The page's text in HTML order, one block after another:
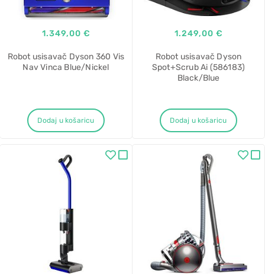
1.349,00 €
Robot usisavač Dyson 360 Vis
Nav Vinca Blue/Nickel
Dodaj u košaricu
1.249,00 €
Robot usisavač Dyson
Spot+Scrub Ai (586183)
Black/Blue
Dodaj u košaricu